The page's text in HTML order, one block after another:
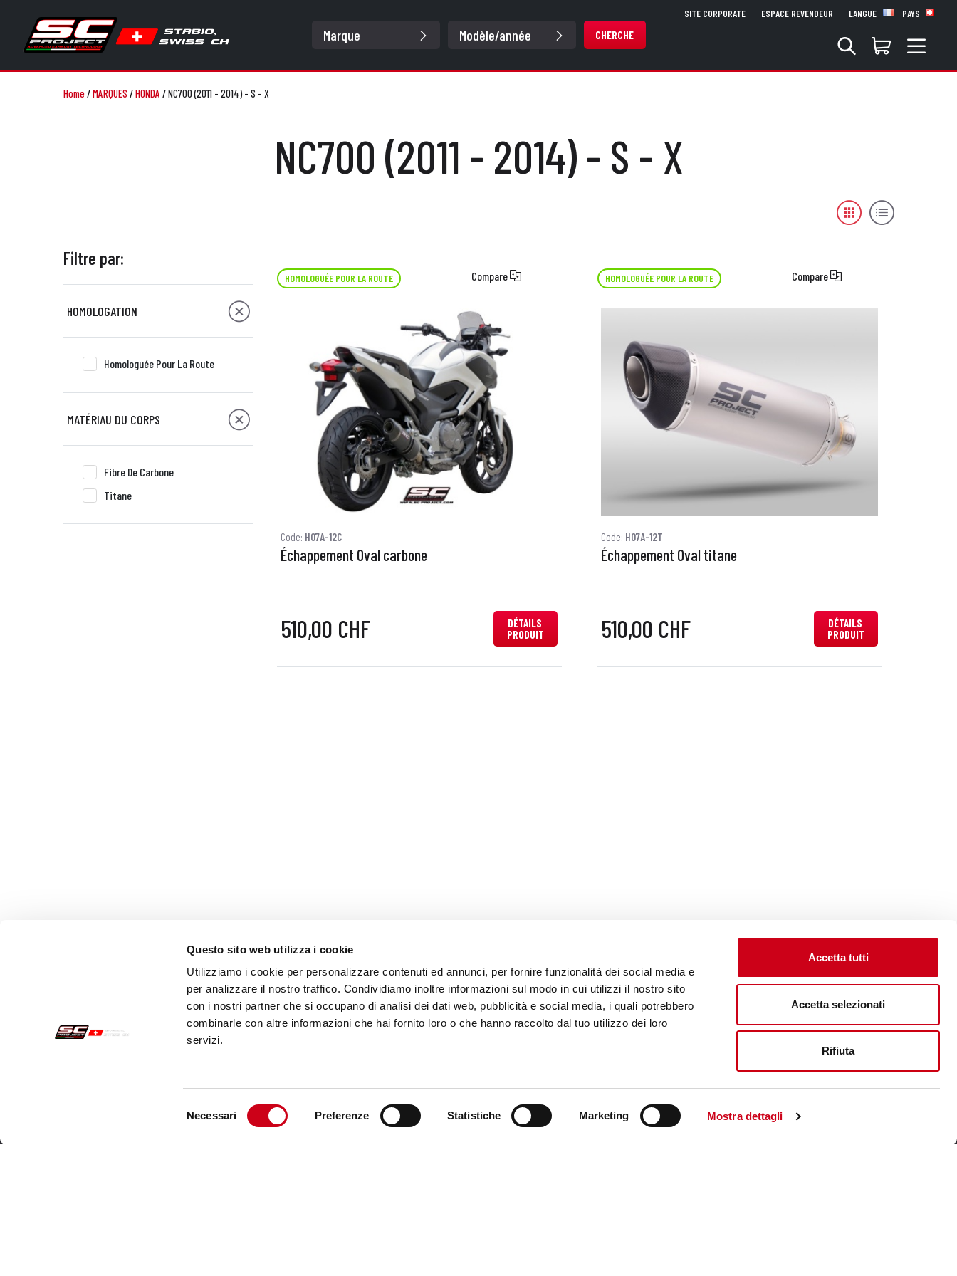
Questo sito web utilizza i cookie
Utilizziamo i cookie per personalizzare contenuti ed annunci, per fornire funzionalità dei social media e
per analizzare il nostro traffico. Condividiamo inoltre informazioni sul modo in cui utilizzi il nostro sito
con i nostri partner che si occupano di analisi dei dati web, pubblicità e social media, i quali potrebbero
combinarle con altre informazioni che hai fornito loro o che hanno raccolto dal tuo utilizzo dei loro
servizi.
Necessari Preferenze Statistiche Marketing Mostra dettagli
Accetta tutti
Accetta selezionati
Rifiuta
CHERCHE
SITE CORPORATE ESPACE REVENDEUR LANGUE PAYS
Home/MARQUES /HONDA /NC700 (2011 - 2014) - S - X
NC700 (2011 - 2014) - S - X
Filtre par:
HOMOLOGATION
Homologuée Pour La Route
MATÉRIAU DU CORPS
Fibre De Carbone
Titane
HOMOLOGUÉE POUR LA ROUTE Compare
Code: H07A-12C
Échappement Oval carbone
510,00 CHF
DÉTAILS
PRODUIT
HOMOLOGUÉE POUR LA ROUTE Compare
Code: H07A-12T
Échappement Oval titane
510,00 CHF
DÉTAILS
PRODUIT
Service à la Clientèle Follow us